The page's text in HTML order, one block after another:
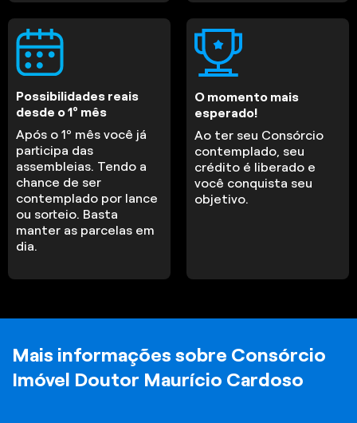
Possibilidades reais
desde o 1º mês
Após o 1º mês você já
participa das
assembleias. Tendo a
chance de ser
contemplado por lance
ou sorteio. Basta
manter as parcelas em
dia.
O momento mais
esperado!
Ao ter seu Consórcio
contemplado, seu
crédito é liberado e
você conquista seu
objetivo.
Mais informações sobre Consórcio
Imóvel Doutor Maurício Cardoso